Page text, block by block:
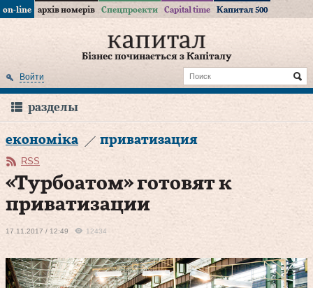
on-line архів номерів Спецпроекти Capital time Капитал 500
Бізнес починається з Капіталу
Войти
разделы
економіка приватизация
RSS
«Турбоатом» готовят к
приватизации
17.11.2017 / 12:49 12434